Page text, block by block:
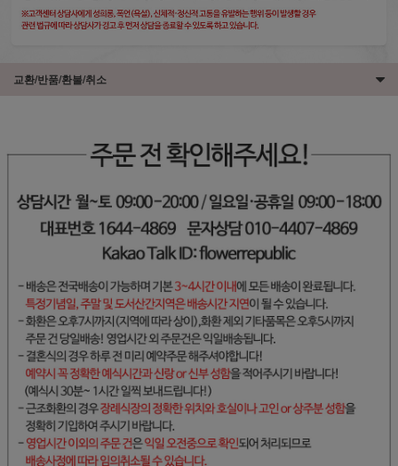
교환/반품/환불/취소